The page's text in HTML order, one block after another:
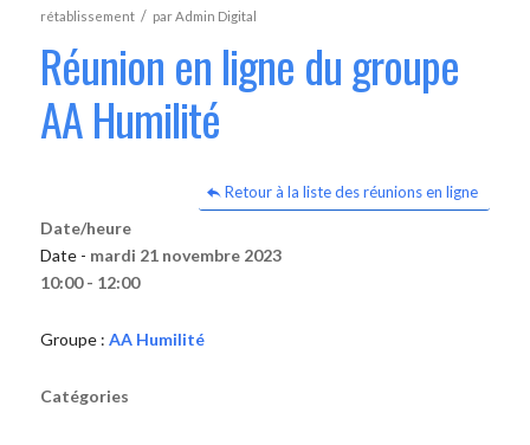
rétablissement / parAdmin Digital
Réunion en ligne du groupe
AA Humilité
Retour à la liste des réunions en ligne
Date/heure
Date - mardi 21 novembre 2023
10:00 - 12:00
Groupe : AA Humilité
Catégories